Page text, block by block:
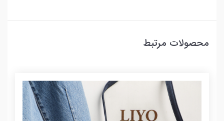
محصولات مرتبط